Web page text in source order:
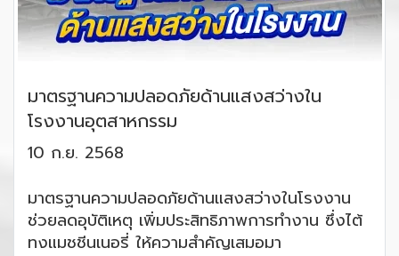
มาตรฐานความปลอดภัยด้านแสงสว่างใน
โรงงานอุตสาหกรรม
10 ก.ย. 2568
มาตรฐานความปลอดภัยด้านแสงสว่างในโรงงาน
ช่วยลดอุบัติเหตุ เพิ่มประสิทธิภาพการทำงาน ซึ่งไต้
ทงแมชชีนเนอรี่ ให้ความสำคัญเสมอมา